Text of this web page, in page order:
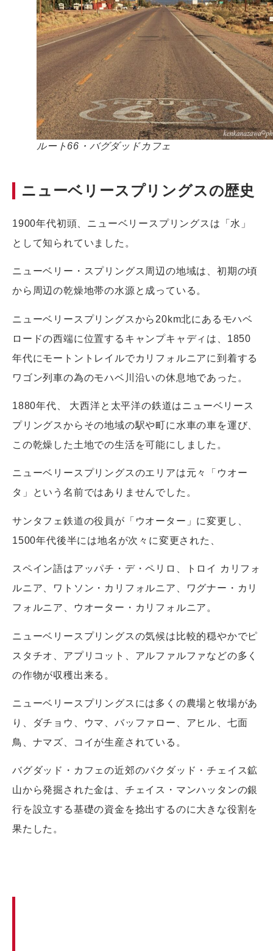
ルート66・バグダッドカフェ
ニューベリースプリングスの歴史
1900年代初頭、ニューベリースプリングスは「水」
として知られていました。
ニューベリー・スプリングス周辺の地域は、初期の頃
から周辺の乾燥地帯の水源と成っている。
ニューベリースプリングスから20km北にあるモハベ
ロードの西端に位置するキャンプキャディは、1850
年代にモートントレイルでカリフォルニアに到着する
ワゴン列車の為のモハベ川沿いの休息地であった。
1880年代、 大西洋と太平洋の鉄道はニューベリース
プリングスからその地域の駅や町に水車の車を運び、
この乾燥した土地での生活を可能にしました。
ニューベリースプリングスのエリアは元々「ウオー
タ」という名前ではありませんでした。
サンタフェ鉄道の役員が「ウオーター」に変更し、
1500年代後半には地名が次々に変更された、
スペイン語はアッパチ・デ・ペリロ、トロイ カリフォ
ルニア、ワトソン・カリフォルニア、ワグナー・カリ
フォルニア、ウオーター・カリフォルニア。
ニューベリースプリングスの気候は比較的穏やかでピ
スタチオ、アプリコット、アルファルファなどの多く
の作物が収穫出来る。
ニューベリースプリングスには多くの農場と牧場があ
り、ダチョウ、ウマ、バッファロー、アヒル、七面
鳥、ナマズ、コイが生産されている。
バグダッド・カフェの近郊のバクダッド・チェイス鉱
山から発掘された金は、チェイス・マンハッタンの銀
行を設立する基礎の資金を捻出するのに大きな役割を
果たした。